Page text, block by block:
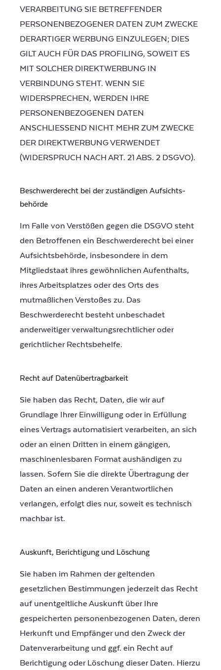
VERARBEITUNG SIE BETREFFENDER
PERSONENBEZOGENER DATEN ZUM ZWECKE
DERARTIGER WERBUNG EINZULEGEN; DIES
GILT AUCH FÜR DAS PROFILING, SOWEIT ES
MIT SOLCHER DIREKTWERBUNG IN
VERBINDUNG STEHT. WENN SIE
WIDERSPRECHEN, WERDEN IHRE
PERSONENBEZOGENEN DATEN
ANSCHLIESSEND NICHT MEHR ZUM ZWECKE
DER DIREKTWERBUNG VERWENDET
(WIDERSPRUCH NACH ART. 21 ABS. 2 DSGVO).
Beschwerde­recht bei der zuständigen Aufsichts­
behörde
Im Falle von Verstößen gegen die DSGVO steht
den Betroffenen ein Beschwerderecht bei einer
Aufsichtsbehörde, insbesondere in dem
Mitgliedstaat ihres gewöhnlichen Aufenthalts,
ihres Arbeitsplatzes oder des Orts des
mutmaßlichen Verstoßes zu. Das
Beschwerderecht besteht unbeschadet
anderweitiger verwaltungsrechtlicher oder
gerichtlicher Rechtsbehelfe.
Recht auf Daten­übertrag­barkeit
Sie haben das Recht, Daten, die wir auf
Grundlage Ihrer Einwilligung oder in Erfüllung
eines Vertrags automatisiert verarbeiten, an sich
oder an einen Dritten in einem gängigen,
maschinenlesbaren Format aushändigen zu
lassen. Sofern Sie die direkte Übertragung der
Daten an einen anderen Verantwortlichen
verlangen, erfolgt dies nur, soweit es technisch
machbar ist.
Auskunft, Berichtigung und Löschung
Sie haben im Rahmen der geltenden
gesetzlichen Bestimmungen jederzeit das Recht
auf unentgeltliche Auskunft über Ihre
gespeicherten personenbezogenen Daten, deren
Herkunft und Empfänger und den Zweck der
Datenverarbeitung und ggf. ein Recht auf
Berichtigung oder Löschung dieser Daten. Hierzu